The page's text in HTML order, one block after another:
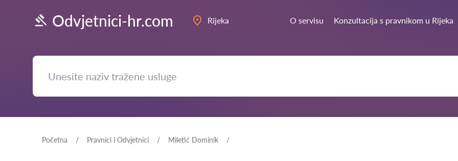
Odvjetnici-hr.com Rijeka O servisu Konzultacija s pravnikom u Rijeka
Početna Pravnici i Odvjetnici Miletić Dominik